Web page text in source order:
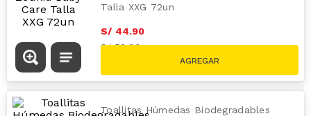
Talla XXG 72un
S/ 44.90
S/53.90
Toallitas Húmedas Biodegradables